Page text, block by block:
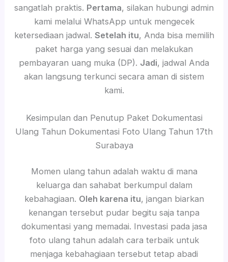
sangatlah praktis. Pertama, silakan hubungi admin
kami melalui WhatsApp untuk mengecek
ketersediaan jadwal. Setelah itu, Anda bisa memilih
paket harga yang sesuai dan melakukan
pembayaran uang muka (DP). Jadi, jadwal Anda
akan langsung terkunci secara aman di sistem
kami.
Kesimpulan dan Penutup Paket Dokumentasi
Ulang Tahun Dokumentasi Foto Ulang Tahun 17th
Surabaya
Momen ulang tahun adalah waktu di mana
keluarga dan sahabat berkumpul dalam
kebahagiaan. Oleh karena itu, jangan biarkan
kenangan tersebut pudar begitu saja tanpa
dokumentasi yang memadai. Investasi pada jasa
foto ulang tahun adalah cara terbaik untuk
menjaga kebahagiaan tersebut tetap abadi